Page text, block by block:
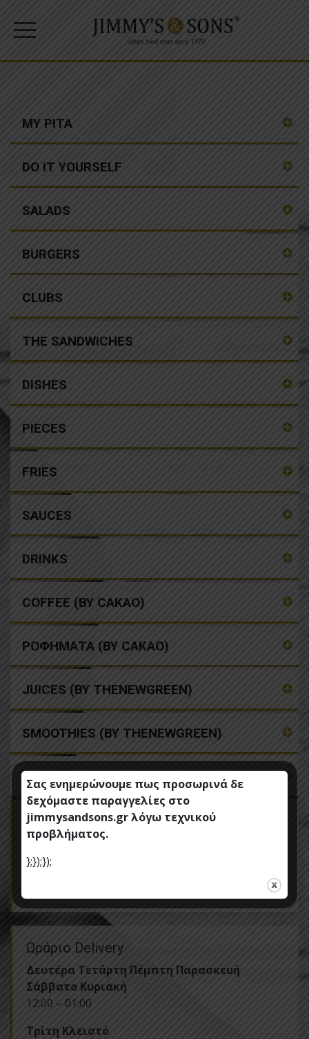
MY PITA
DO IT YOURSELF
SALADS
BURGERS
CLUBS
THE SANDWICHES
DISHES
PIECES
FRIES
SAUCES
DRINKS
COFFEE (BY CAKAO)
ΡΟΦΗΜΑΤΑ (BY CAKAO)
JUICES (BY THENEWGREEN)
SMOOTHIES (BY THENEWGREEN)
BRUNCH (BY THENEWGREEN)
Η Παραγγελία μου
Ωράριο Delivery
Δευτέρα Τετάρτη Πέμπτη Παρασκευή
Σάββατο Κυριακή
12:00 – 01:00
Τρίτη Kλειστό
Σας ενημερώνουμε πως προσωρινά δε
δεχόμαστε παραγγελίες στο
jimmysandsons.gr λόγω τεχνικού
προβλήματος.
};});});